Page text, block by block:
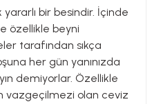
bir besindir. İçinde
özellikle beyni
tarafından sıkça
her gün yanınızda
demiyorlar. Özellikle
vazgeçilmezi olan ceviz